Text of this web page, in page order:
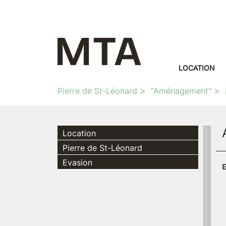
LOCATION
Pierre de St-Léonard "Aménagement"
Location
Pierre de St-Léonard
Evasion